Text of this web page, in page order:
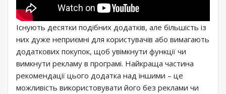
Існують десятки подібних додатків, але більшість із
них дуже неприємні для користувачів або вимагають
додаткових покупок, щоб увімкнути функції чи
вимкнути рекламу в програмі. Найкраща частина
рекомендації цього додатка над іншими – це
можливість використовувати його без реклами чи